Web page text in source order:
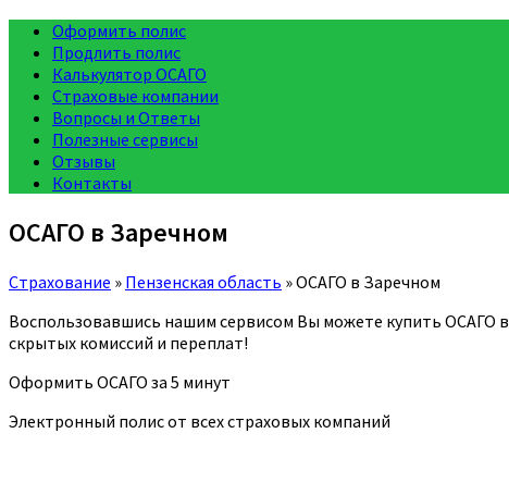
Оформить полис
Продлить полис
Калькулятор ОСАГО
Страховые компании
Вопросы и Ответы
Полезные сервисы
Отзывы
Контакты
ОСАГО в Заречном
Страхование » Пензенская область »ОСАГО в Заречном
Воспользовавшись нашим сервисом Вы можете купить ОСАГО в
скрытых комиссий и переплат!
Оформить ОСАГО за 5 минут
Электронный полис от всех страховых компаний